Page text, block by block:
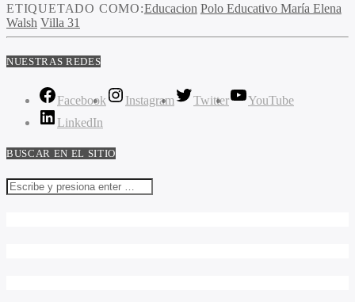
ETIQUETADO COMO:Educacion Polo Educativo María Elena
Walsh Villa 31
NUESTRAS REDES
Facebook Instagram Twitter
YouTube
LinkedIn
BUSCAR EN EL SITIO